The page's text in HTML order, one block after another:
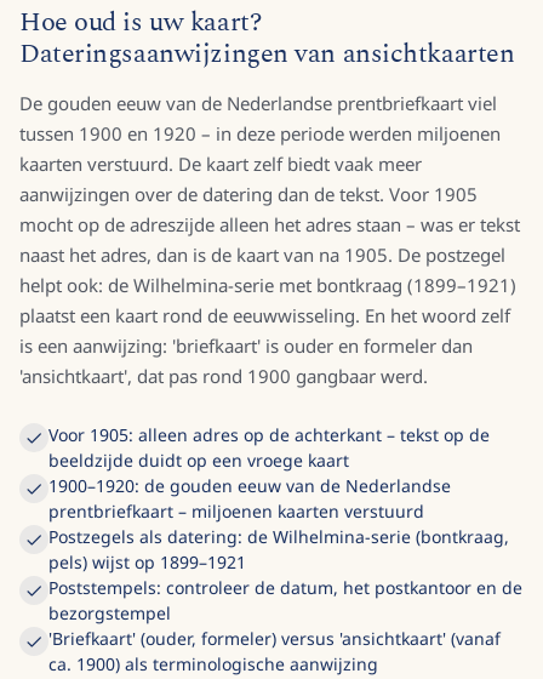
Hoe oud is uw kaart?
Dateringsaanwijzingen van ansichtkaarten
De gouden eeuw van de Nederlandse prentbriefkaart viel
tussen 1900 en 1920 – in deze periode werden miljoenen
kaarten verstuurd. De kaart zelf biedt vaak meer
aanwijzingen over de datering dan de tekst. Voor 1905
mocht op de adreszijde alleen het adres staan – was er tekst
naast het adres, dan is de kaart van na 1905. De postzegel
helpt ook: de Wilhelmina-serie met bontkraag (1899–1921)
plaatst een kaart rond de eeuwwisseling. En het woord zelf
is een aanwijzing: 'briefkaart' is ouder en formeler dan
'ansichtkaart', dat pas rond 1900 gangbaar werd.
Voor 1905: alleen adres op de achterkant – tekst op de
beeldzijde duidt op een vroege kaart
1900–1920: de gouden eeuw van de Nederlandse
prentbriefkaart – miljoenen kaarten verstuurd
Postzegels als datering: de Wilhelmina-serie (bontkraag,
pels) wijst op 1899–1921
Poststempels: controleer de datum, het postkantoor en de
bezorgstempel
'Briefkaart' (ouder, formeler) versus 'ansichtkaart' (vanaf
ca. 1900) als terminologische aanwijzing